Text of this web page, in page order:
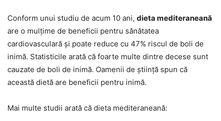
Conform unui studiu de acum 10 ani, dieta mediteraneană
are o mulțime de beneficii pentru sănătatea
cardiovasculară și poate reduce cu 47% riscul de boli de
inimă. Statisticile arată că foarte multe dintre decese sunt
cauzate de boli de inimă. Oamenii de știință spun că
această dietă are beneficii pentru inimă.
Mai multe studii arată că dieta mediteraneană: